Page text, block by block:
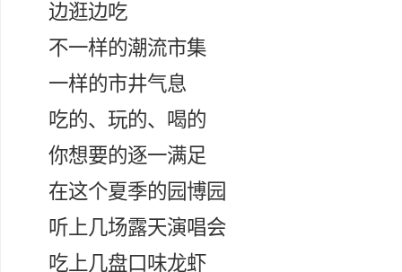
边逛边吃
不一样的潮流市集
一样的市井气息
吃的、玩的、喝的
你想要的逐一满足
在这个夏季的园博园
听上几场露天演唱会
吃上几盘口味龙虾